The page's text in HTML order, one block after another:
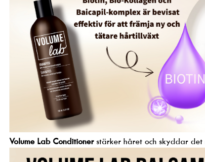
Volume Lab Conditionerstärker håret och skyddar det